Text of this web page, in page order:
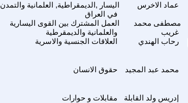
اليسار ,الديمقراطية, العلمانية والتمدن
في العراق
عماد الاخرس
العمل المشترك بين القوى اليسارية
والعلمانية والديمقرطية
مصطفى محمد
غريب
العلاقات الجنسية والاسرية رحاب الهندي
حقوق الانسان محمد عبد المجيد
مقابلات و حوارات إدريس ولد القابلة